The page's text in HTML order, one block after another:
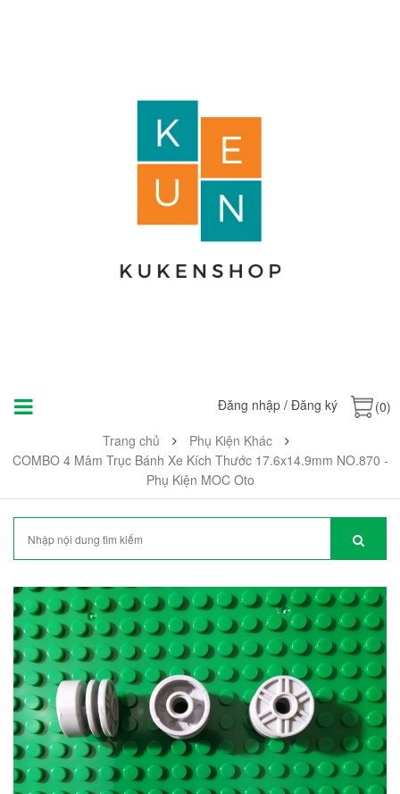
Đăng nhập / Đăng ký
(0)
Trang chủ
Phụ Kiện Khác
COMBO 4 Mâm Trục Bánh Xe Kích Thước 17.6x14.9mm NO.870 -
Phụ Kiện MOC Oto